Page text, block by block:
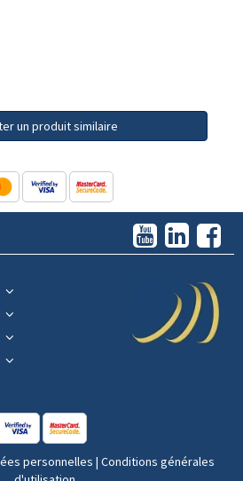
un produit similaire
personnelles | Conditions générales